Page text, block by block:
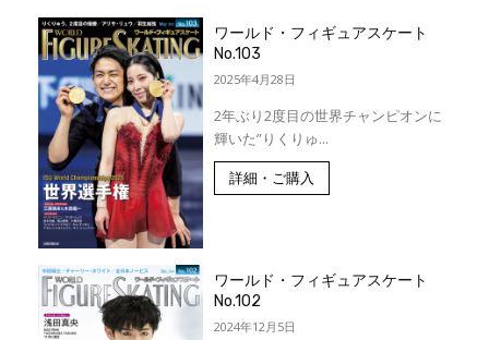
ワールド・フィギュアスケート
No.103
2025年4月28日
2年ぶり2度目の世界チャンピオンに
輝いた”りくりゅ...
詳細・ご購入
ワールド・フィギュアスケート
No.102
2024年12月5日